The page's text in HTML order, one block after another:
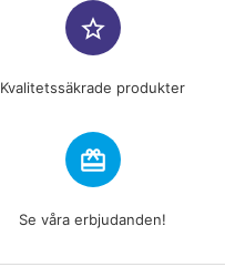
star_border
Kvalitetssäkrade produkter
redeem
Se våra erbjudanden!